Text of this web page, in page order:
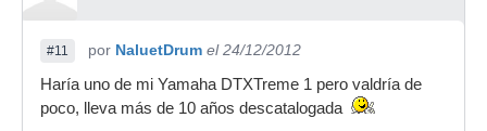
#11 por NaluetDrum el 24/12/2012
Haría uno de mi Yamaha DTXTreme 1 pero valdría de
poco, lleva más de 10 años descatalogada